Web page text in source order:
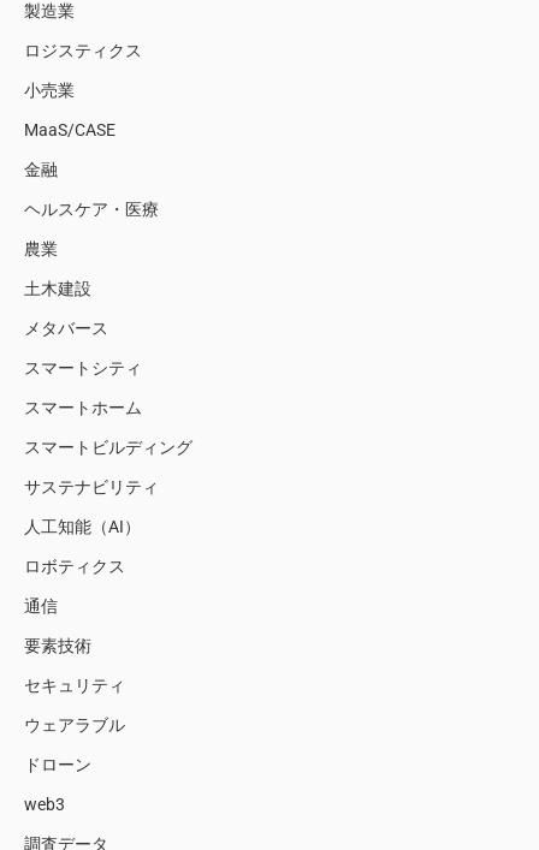
製造業
ロジスティクス
小売業
MaaS/CASE
金融
ヘルスケア・医療
農業
土木建設
メタバース
スマートシティ
スマートホーム
スマートビルディング
サステナビリティ
人工知能（AI）
ロボティクス
通信
要素技術
セキュリティ
ウェアラブル
ドローン
web3
調査データ